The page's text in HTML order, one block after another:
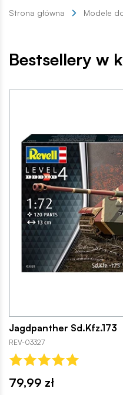
Strona główna Modele
Bestsellery w
Jagdpanther Sd.Kfz.173
REV-03327
79,99 zł